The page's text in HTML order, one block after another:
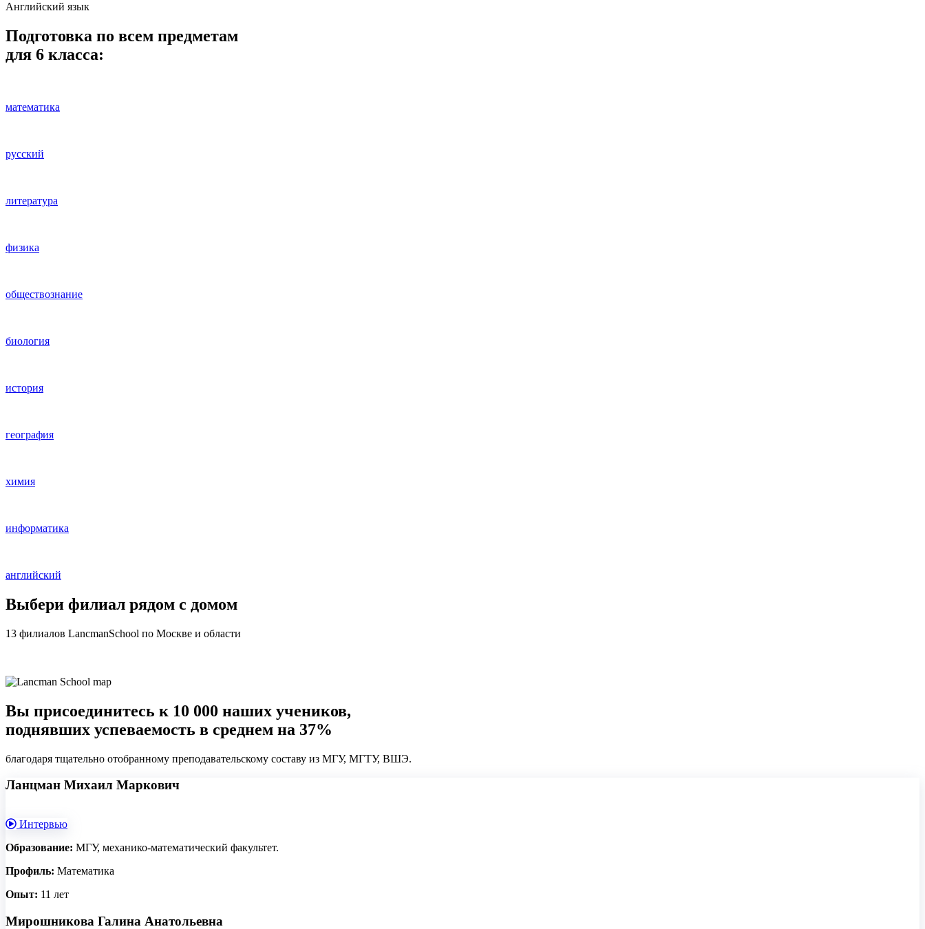
Английский язык
Подготовка по всем предметам
для 6 класса:
математика
русский
литература
физика
обществознание
биология
история
география
химия
информатика
английский
Выбери филиал рядом с домом
13 филиалов LancmanSchool по Москве и области
Вы присоединитесь к 10 000 наших учеников,
поднявших успеваемость в среднем на 37%
благодаря тщательно отобранному преподавательскому составу из МГУ, МГТУ, ВШЭ.
Ланцман Михаил Маркович
Интервью
Образование: МГУ, механико-математический факультет.
Профиль: Математика
Опыт: 11 лет
Мирошникова Галина Анатольевна